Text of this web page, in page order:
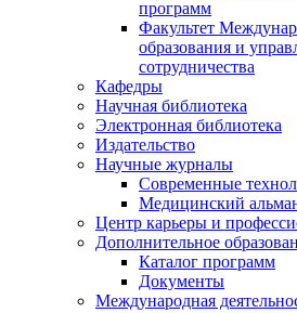
программ
Факультет
образования и
сотрудничества
Кафедры
Научная библиотека
Электронная библиотека
Издательство
Научные журналы
Современные
Медицинский
Центр карьеры и
Дополнительное
Каталог программ
Документы
Международная